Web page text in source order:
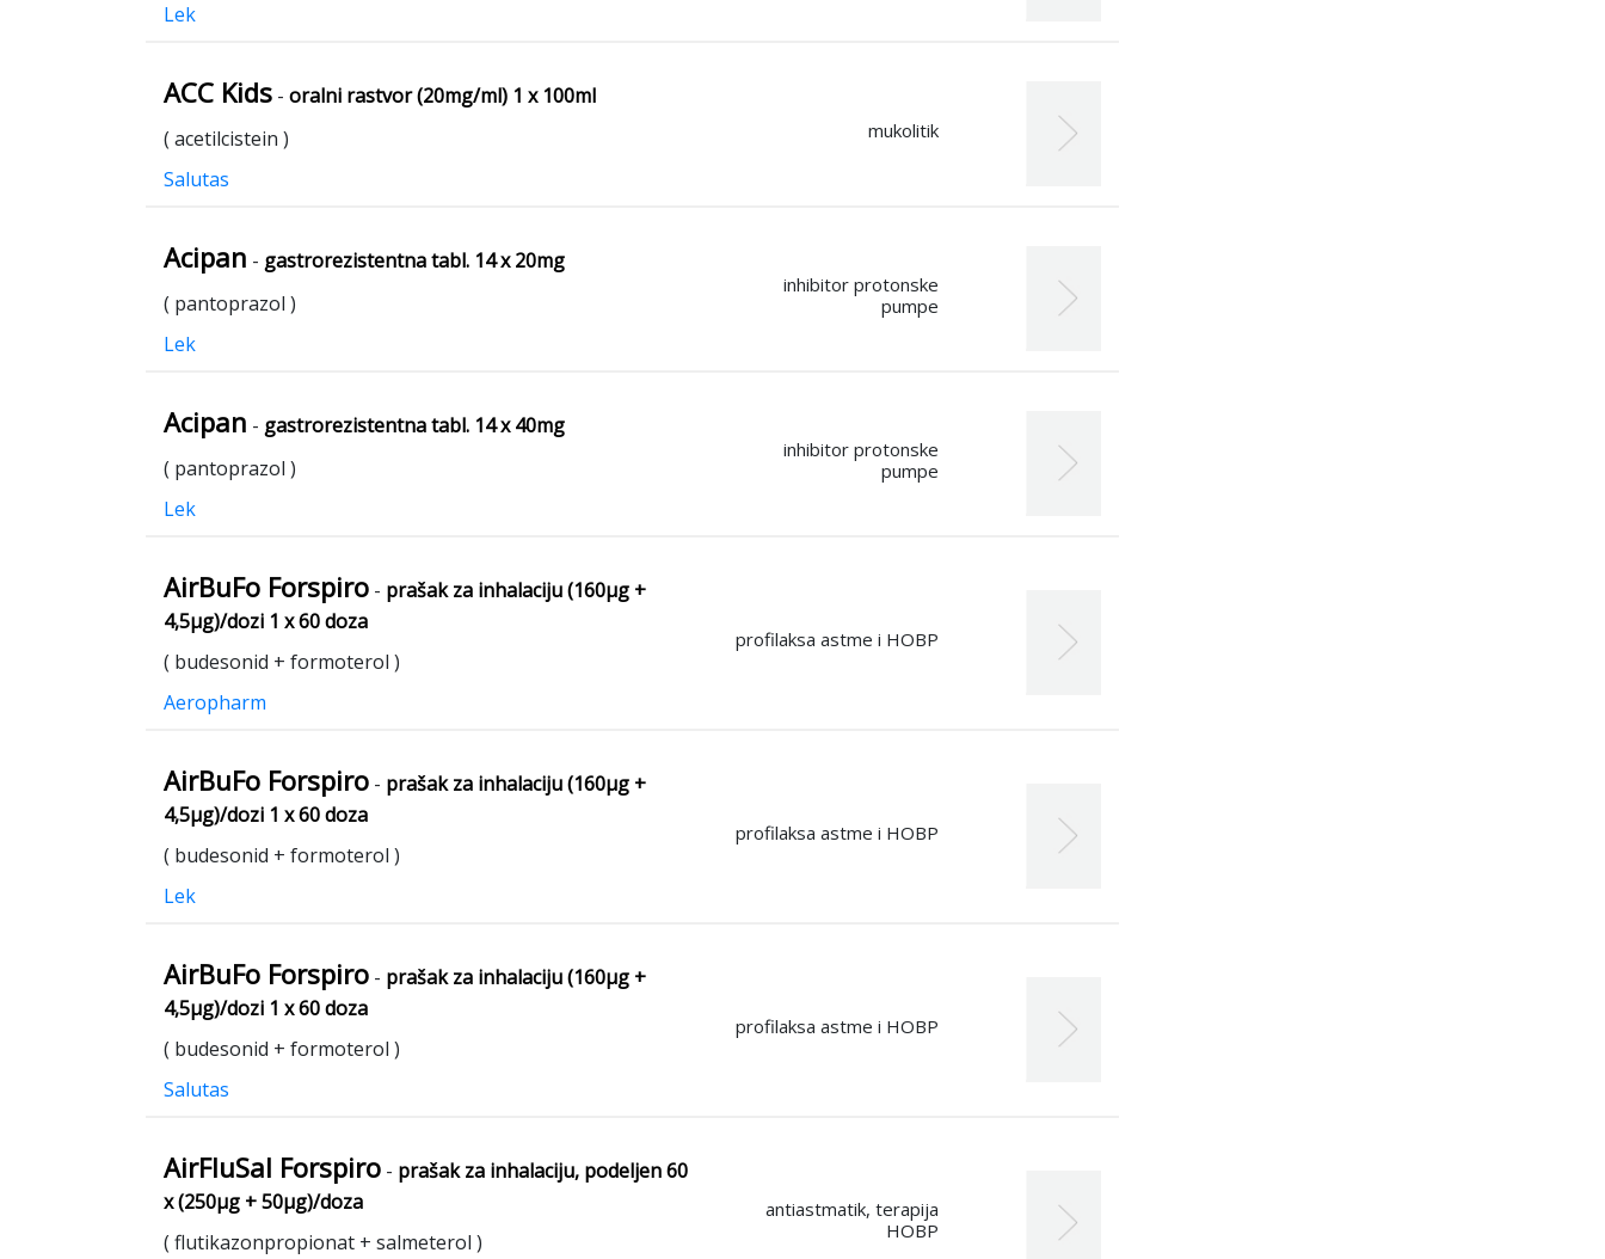
Lek
ACC Kids - oralni rastvor (20mg/ml) 1 x 100ml
( acetilcistein )
Salutas
mukolitik
Acipan - gastrorezistentna tabl. 14 x 20mg
( pantoprazol )
Lek
inhibitor protonske
pumpe
Acipan - gastrorezistentna tabl. 14 x 40mg
( pantoprazol )
Lek
inhibitor protonske
pumpe
AirBuFo Forspiro - prašak za inhalaciju (160μg +
4,5μg)/dozi 1 x 60 doza
( budesonid + formoterol )
Aeropharm
profilaksa astme i HOBP
AirBuFo Forspiro - prašak za inhalaciju (160μg +
4,5μg)/dozi 1 x 60 doza
( budesonid + formoterol )
Lek
profilaksa astme i HOBP
AirBuFo Forspiro - prašak za inhalaciju (160μg +
4,5μg)/dozi 1 x 60 doza
( budesonid + formoterol )
Salutas
profilaksa astme i HOBP
AirFluSal Forspiro - prašak za inhalaciju, podeljen 60
x (250μg + 50μg)/doza
( flutikazonpropionat + salmeterol )
antiastmatik, terapija
HOBP